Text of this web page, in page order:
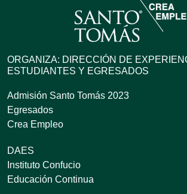
ORGANIZA: DIRECCIÓN DE
ESTUDIANTES Y EGRESADOS
Admisión Santo Tomás 2023
Egresados
Crea Empleo
DAES
Instituto Confucio
Educación Continua